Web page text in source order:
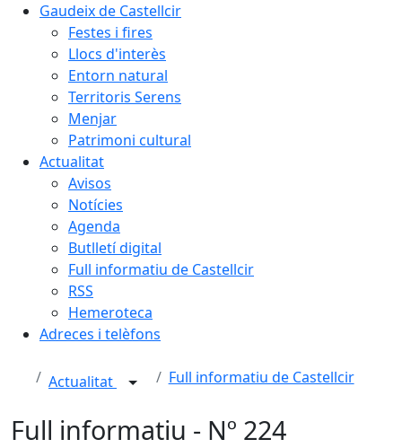
Gaudeix de Castellcir
Festes i fires
Llocs d'interès
Entorn natural
Territoris Serens
Menjar
Patrimoni cultural
Actualitat
Avisos
Notícies
Agenda
Butlletí digital
Full informatiu de Castellcir
RSS
Hemeroteca
Adreces i telèfons
Actualitat Full informatiu de Castellcir
Full informatiu - Nº 224